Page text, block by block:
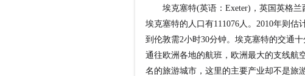
埃克塞特(英语：Exeter)，英国英格兰
埃克塞特的人口有111076人。2010年则估
到伦敦需2小时30分钟。埃克塞特的交通
通往欧洲各地的航班，欧洲最大的支线航
名的旅游城市，这里的主要产业却不是旅